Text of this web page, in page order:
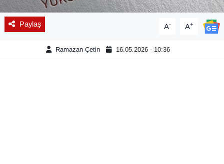
Paylaş A- A+
Ramazan Çetin 16.05.2026 - 10:36
Emlak
En çok konuşulanlar